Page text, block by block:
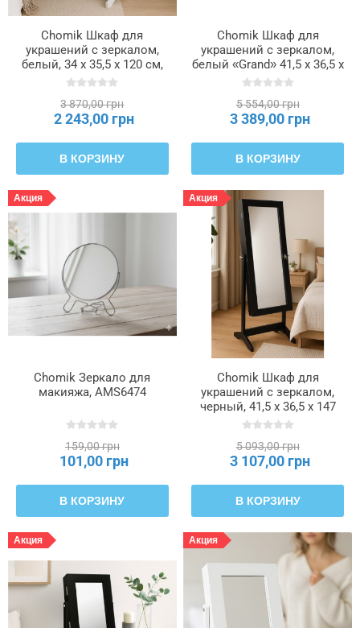
Chomik Шкаф для
украшений с зеркалом,
белый, 34 x 35,5 x 120 см,
PHO8119
3 870,00 грн
2 243,00 грн
В КОРЗИНУ
Chomik Шкаф для
украшений с зеркалом,
белый «Grand» 41,5 x 36,5 x
147 см, PHO5782
5 554,00 грн
3 389,00 грн
В КОРЗИНУ
Акция
Chomik Зеркало для
макияжа, AMS6474
159,00 грн
101,00 грн
В КОРЗИНУ
Акция
Chomik Шкаф для
украшений с зеркалом,
черный, 41,5 x 36,5 x 147
см, PHO8058
5 093,00 грн
3 107,00 грн
В КОРЗИНУ
Акция Акция